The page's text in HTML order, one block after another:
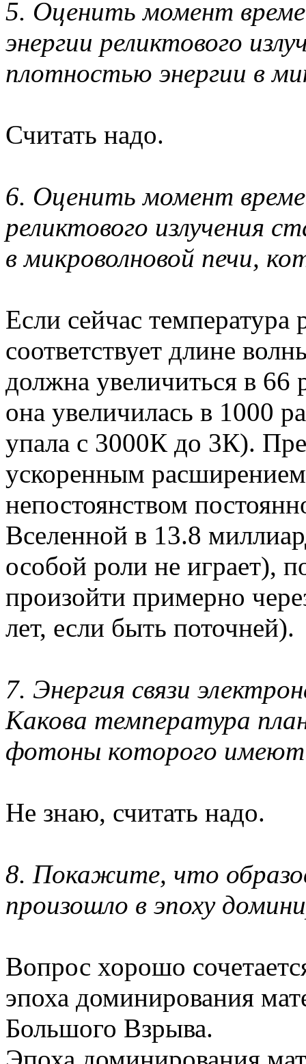
5. Оценить момент
энергии реликтового
плотностью энергии в
Считать надо.
6. Оценить момент
реликтового излучения
в микроволновой печи,
Если сейчас температура
соответствует длине
должна увеличиться в
она увеличилась в 1000
упала с 3000К до 3К).
ускоренным
непостоянством
Вселенной в 13.8
особой роли не играет),
произойти примерно
лет, если быть поточней).
7. Энергия связи
Какова температура
фотоны которого
Не знаю, считать надо.
8. Покажите, что
произошло в эпоху
Вопрос хорошо
эпоха доминирования
Большого Взрыва.